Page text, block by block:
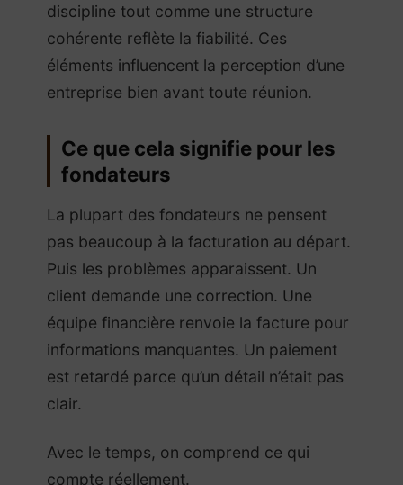
discipline tout comme une structure
cohérente reflète la fiabilité. Ces
éléments influencent la perception d’une
entreprise bien avant toute réunion.
Ce que cela signifie pour les
fondateurs
La plupart des fondateurs ne pensent
pas beaucoup à la facturation au départ.
Puis les problèmes apparaissent. Un
client demande une correction. Une
équipe financière renvoie la facture pour
informations manquantes. Un paiement
est retardé parce qu’un détail n’était pas
clair.
Avec le temps, on comprend ce qui
compte réellement.